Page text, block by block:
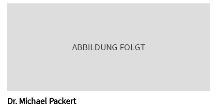
ABBILDUNG FOLGT
Dr. Michael Packert